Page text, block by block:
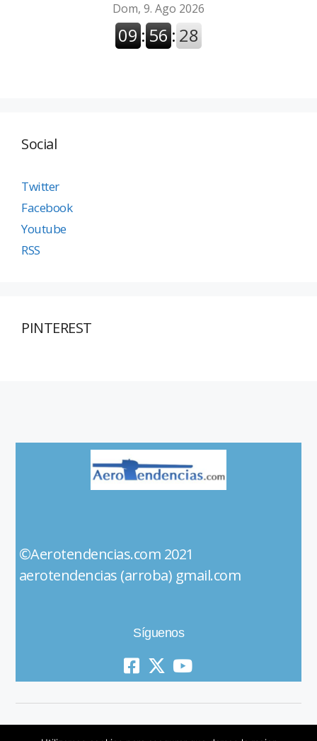
Social
Twitter
Facebook
Youtube
RSS
PINTEREST
©Aerotendencias.com 2021
aerotendencias (arroba) gmail.com
Síguenos